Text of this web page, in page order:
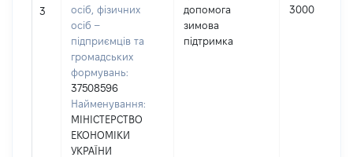
3
осіб, фізичних
осіб –
підприємців та
громадських
формувань:
37508596
Найменування:
МІНІСТЕРСТВО
ЕКОНОМІКИ
УКРАЇНИ
допомога
зимова
підтримка
3000